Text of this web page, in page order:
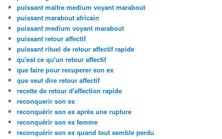
puissant maitre medium voyant marabout
puissant marabout africain
puissant medium voyant marabout
puissant retour affectif
puissant rituel de retour affectif rapide
qu'est ce qu'un retour affectif
que faire pour recuperer son ex
que veut dire retour affectif
recette de retour d'affection rapide
reconquerir son ex
reconquérir son ex après une rupture
reconquérir son ex femme
reconquérir son ex quand tout semble perdu